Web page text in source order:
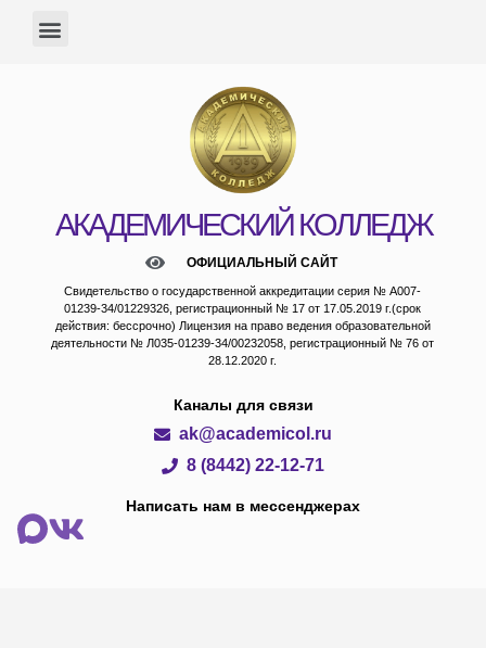
АКАДЕМИЧЕСКИЙ КОЛЛЕДЖ
ОФИЦИАЛЬНЫЙ САЙТ
Свидетельство о государственной аккредитации серия № А007-
01239-34/01229326, регистрационный № 17 от 17.05.2019 г.(срок
действия: бессрочно) Лицензия на право ведения образовательной
деятельности № Л035-01239-34/00232058, регистрационный № 76 от
28.12.2020 г.
Каналы для связи
ak@academicol.ru
8 (8442) 22-12-71
Написать нам в мессенджерах